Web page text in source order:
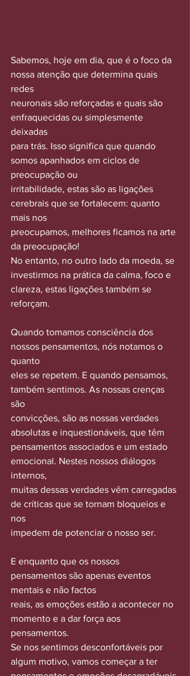
Sabemos, hoje em dia, que é o foco da
nossa atenção que determina quais
redes
neuronais são reforçadas e quais são
enfraquecidas ou simplesmente
deixadas
para trás. Isso significa que quando
somos apanhados em ciclos de
preocupação ou
irritabilidade, estas são as ligações
cerebrais que se fortalecem: quanto
mais nos
preocupamos, melhores ficamos na arte
da preocupação!
No entanto, no outro lado da moeda, se
investirmos na prática da calma, foco e
clareza, estas ligações também se
reforçam.
Quando tomamos consciência dos
nossos pensamentos, nós notamos o
quanto
eles se repetem. E quando pensamos,
também sentimos. As nossas crenças
são
convicções, são as nossas verdades
absolutas e inquestionáveis, que têm
pensamentos associados e um estado
emocional. Nestes nossos diálogos
internos,
muitas dessas verdades vêm carregadas
de críticas que se tornam bloqueios e
nos
impedem de potenciar o nosso ser.
E enquanto que os nossos
pensamentos são apenas eventos
mentais e não factos
reais, as emoções estão a acontecer no
momento e a dar força aos
pensamentos.
Se nos sentimos desconfortáveis por
algum motivo, vamos começar a ter